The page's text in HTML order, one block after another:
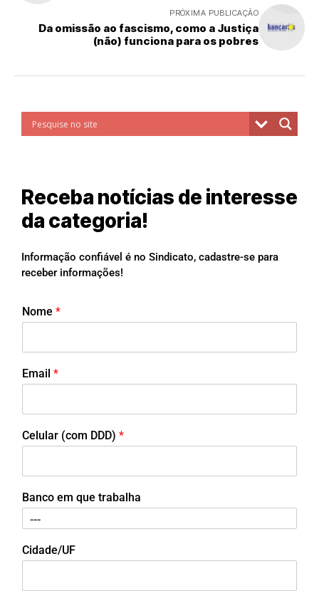
PRÓXIMA PUBLICAÇÃO
Da omissão ao fascismo, como a Justiça
(não) funciona para os pobres
Receba notícias de interesse
da categoria!
Informação confiável é no Sindicato, cadastre-se para
receber informações!
Nome *
Email *
Celular (com DDD) *
Banco em que trabalha
Cidade/UF